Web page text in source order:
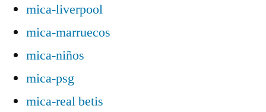
mica-liverpool
mica-marruecos
mica-niños
mica-psg
mica-real betis